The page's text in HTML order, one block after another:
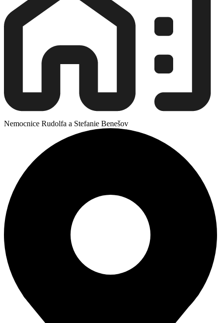
Nemocnice Rudolfa a Stefanie Benešov